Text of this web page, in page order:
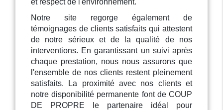
Notre site regorge également de
témoignages de clients satisfaits qui attestent
de notre sérieux et de la qualité de nos
interventions. En garantissant un suivi après
chaque prestation, nous nous assurons que
l'ensemble de nos clients restent pleinement
satisfaits. La proximité avec nos clients et
notre disponibilité permanente font de COUP
DE PROPRE le partenaire idéal pour